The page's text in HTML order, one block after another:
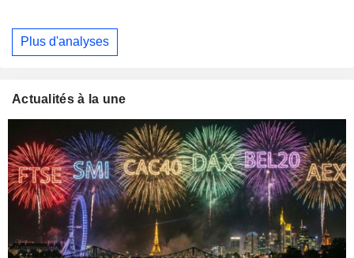
Plus d'analyses
Actualités à la une